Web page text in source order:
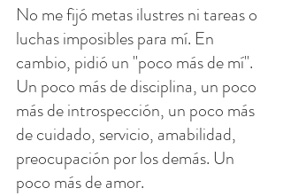
No me fijó metas ilustres ni tareas o
luchas imposibles para mí. En
cambio, pidió un "poco más de mí".
Un poco más de disciplina, un poco
más de introspección, un poco más
de cuidado, servicio, amabilidad,
preocupación por los demás. Un
poco más de amor.